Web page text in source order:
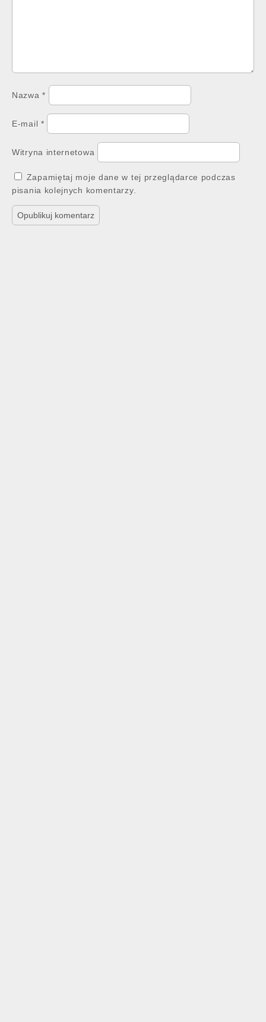
Nazwa*
E-mail *
Witryna internetowa
Zapamiętaj moje dane w tej przeglądarce podczas
pisania kolejnych komentarzy.